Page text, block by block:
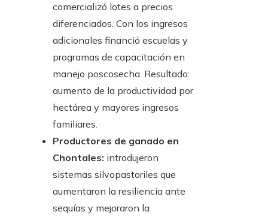
comercializó lotes a precios
diferenciados. Con los ingresos
adicionales financió escuelas y
programas de capacitación en
manejo poscosecha. Resultado:
aumento de la productividad por
hectárea y mayores ingresos
familiares.
Productores de ganado en
Chontales: introdujeron
sistemas silvopastoriles que
aumentaron la resiliencia ante
sequías y mejoraron la